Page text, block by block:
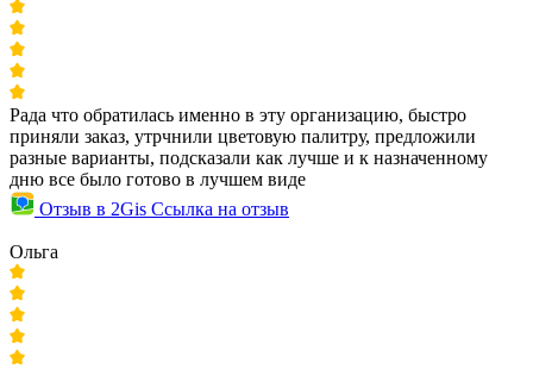
Рада что обратилась именно в эту организацию, быстро
приняли заказ, утрчнили цветовую палитру, предложили
разные варианты, подсказали как лучше и к назначенному
дню все было готово в лучшем виде
Отзыв в 2Gis Ссылка на отзыв
Ольга